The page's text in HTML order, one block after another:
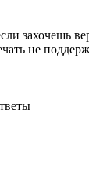
захочешь
не